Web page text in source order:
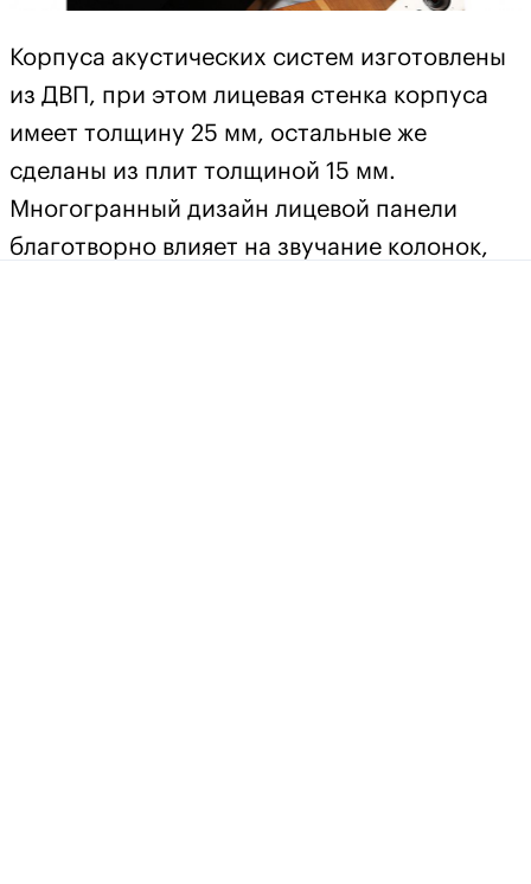
Корпуса акустических систем изготовлены
из ДВП, при этом лицевая стенка корпуса
имеет толщину 25 мм, остальные же
сделаны из плит толщиной 15 мм.
Многогранный дизайн лицевой панели
благотворно влияет на звучание колонок,